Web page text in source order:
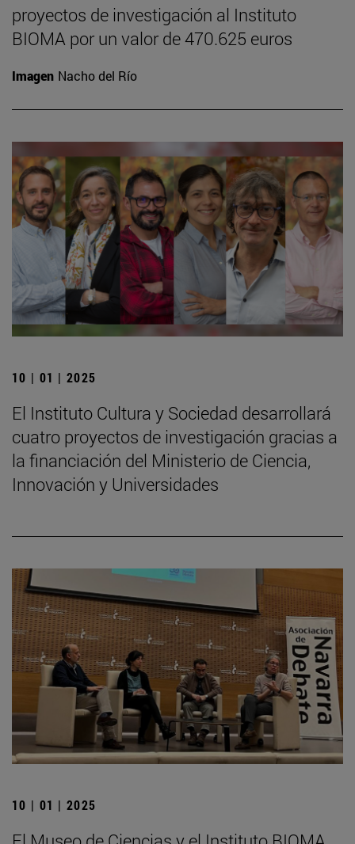
proyectos de investigación al Instituto
BIOMA por un valor de 470.625 euros
Imagen Nacho del Río
10 | 01 | 2025
El Instituto Cultura y Sociedad desarrollará
cuatro proyectos de investigación gracias a
la financiación del Ministerio de Ciencia,
Innovación y Universidades
10 | 01 | 2025